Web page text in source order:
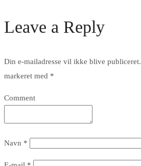
Leave a Reply
Din e-mailadresse vil ikke blive publiceret.
markeret med *
Comment
Navn *